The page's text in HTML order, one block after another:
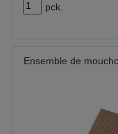
pck.
Ensemble de